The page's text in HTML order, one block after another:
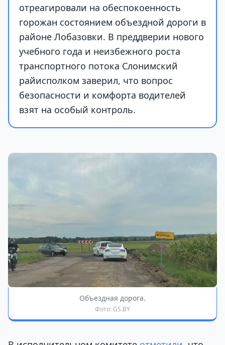
отреагировали на обеспокоенность
горожан состоянием объездной дороги в
районе Лобазовки. В преддверии нового
учебного года и неизбежного роста
транспортного потока Слонимский
райисполком заверил, что вопрос
безопасности и комфорта водителей
взят на особый контроль.
Объездная дорога.
Фото: GS.BY